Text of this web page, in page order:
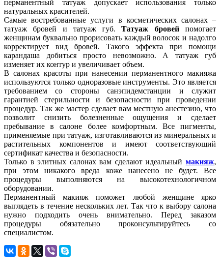
перманентный татуаж допускает использования только
натуральных красителей.
Самые востребованные услуги в косметических салонах –
татуаж бровей и татуаж губ.Татуаж бровейпомогает
женщинам буквально прорисовать каждый волосок и надолго
корректирует вид бровей. Такого эффекта при помощи
карандаша добиться просто невозможно. А татуаж губ
изменяет их контур и увеличивает объем.
В салонах красоты при нанесении перманентного макияжа
используются только одноразовые инструменты. Это является
требованием со стороны санэпидемстанции и служит
гарантией стерильности и безопасности при проведении
процедур. Так же мастер сделает вам местную анестезию, что
позволит снизить болезненные ощущения и сделает
пребывание в салоне более комфортным. Все пигменты,
применяемые при татуаж, изготавливаются из минеральных и
растительных компонентов и имеют соответствующий
сертификат качества и безопасности.
Только в элитных салонах вам сделают идеальный макияж,
при этом никакого вреда коже нанесено не будет. Все
процедуры выполняются на высокотехнологичном
оборудовании.
Перманентный макияж поможет любой женщине ярко
выглядеть в течение нескольких лет. Так что к выбору салона
нужно подходить очень внимательно. Перед заказом
процедуры обязательно проконсультируйтесь со
специалистом.